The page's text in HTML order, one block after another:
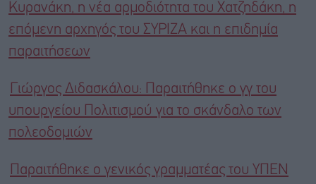
Κυρανάκη, η νέα αρμοδιότητα του Χατζηδάκη, η
επόμενη αρχηγός του ΣΥΡΙΖΑ και η επιδημία
παραιτήσεων
Γιώργος Διδασκάλου: Παραιτήθηκε ο γγ του
υπουργείου Πολιτισμού για το σκάνδαλο των
πολεοδομιών
Παραιτήθηκε ο γενικός γραμματέας του ΥΠΕΝ